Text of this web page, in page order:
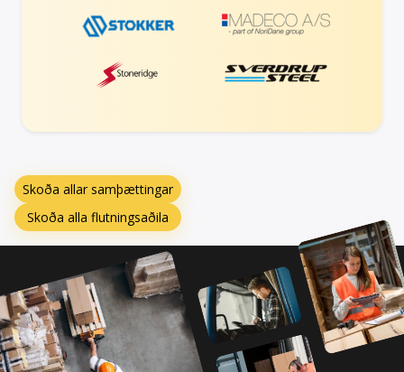
Skoða allar samþættingar
Skoða alla flutningsaðila